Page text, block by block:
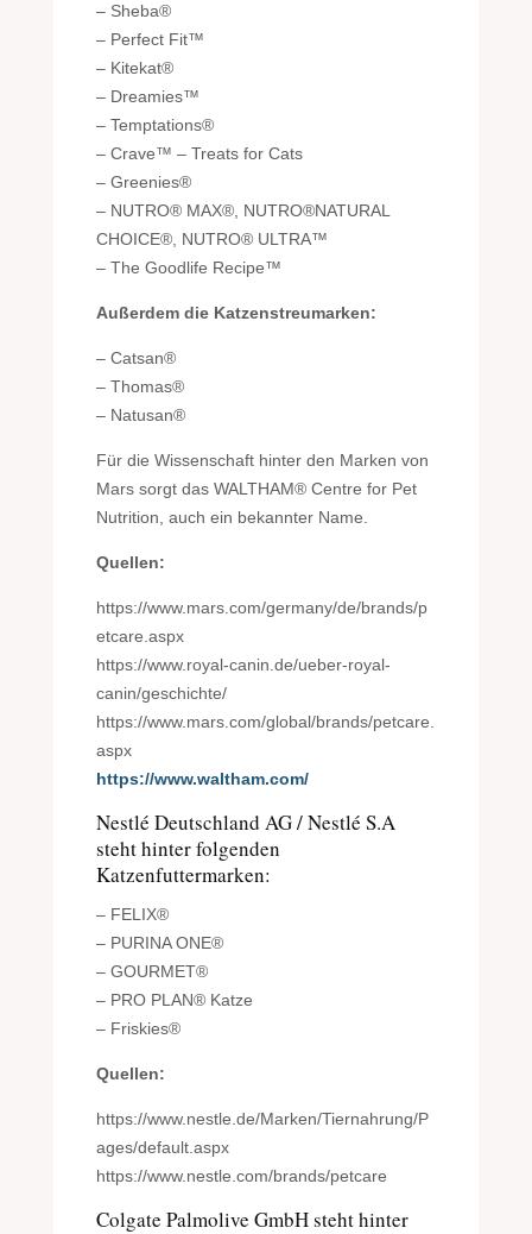
– Sheba®
– Perfect Fit™
– Kitekat®
– Dreamies™
– Temptations®
– Crave™ – Treats for Cats
– Greenies®
– NUTRO® MAX®, NUTRO®NATURAL
CHOICE®, NUTRO® ULTRA™
– The Goodlife Recipe™
Außerdem die Katzenstreumarken:
– Catsan®
– Thomas®
– Natusan®
Für die Wissenschaft hinter den Marken von
Mars sorgt das WALTHAM® Centre for Pet
Nutrition, auch ein bekannter Name.
Quellen:
https://www.mars.com/germany/de/brands/p
etcare.aspx
https://www.royal-canin.de/ueber-royal-
canin/geschichte/
https://www.mars.com/global/brands/petcare.
aspx
https://www.waltham.com/
Nestlé Deutschland AG / Nestlé S.A
steht hinter folgenden
Katzenfuttermarken:
– FELIX®
– PURINA ONE®
– GOURMET®
– PRO PLAN® Katze
– Friskies®
Quellen:
https://www.nestle.de/Marken/Tiernahrung/P
ages/default.aspx
https://www.nestle.com/brands/petcare
Colgate Palmolive GmbH steht hinter